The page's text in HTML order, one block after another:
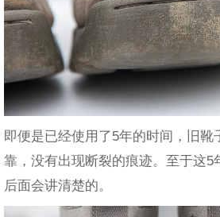
即便是已经使用了5年的时间，旧靴
靠，没有出现断裂的痕迹。至于这5
后面会讲清楚的。